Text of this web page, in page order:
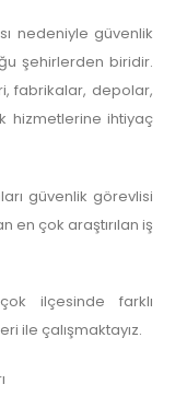
nedeniyle güvenlik
şehirlerden biridir.
fabrikalar, depolar,
hizmetlerine ihtiyaç
güvenlik görevlisi
en çok araştırılan iş
ilçesinde farklı
ile çalışmaktayız.